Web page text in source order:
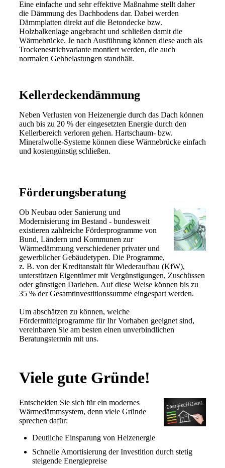
Eine einfache und sehr effektive Maßnahme stellt daher
die Dämmung des Dachbodens dar. Dabei werden
Dämmplatten direkt auf die Betondecke bzw.
Holzbalkenlage angebracht und schließen damit die
Wärmebrücke. Je nach Ausführung können diese auch als
Trockenestrichvariante montiert werden, die auch
normalen Gehbelastungen standhält.
Kellerdeckendämmung
Neben Verlusten von Heizenergie durch das Dach können
auch bis zu 20 % der eingesetzten Energie durch den
Kellerbereich verloren gehen. Hartschaum- bzw.
Mineralwolle-Systeme können diese Wärmebrücke einfach
und kostengünstig schließen.
Förderungsberatung
Ob Neubau oder Sanierung und
Modernisierung im Bestand - bundesweit
existieren zahlreiche Förderprogramme von
Bund, Ländern und Kommunen zur
Wärmedämmung verschiedener privater und
gewerblicher Gebäudetypen. Die Programme,
z. B. von der Kreditanstalt für Wiederaufbau (KfW),
unterstützen Eigentümer mit Vergünstigungen, Zuschüssen
oder günstigen Darlehen. Auf diese Weise können bis zu
35 % der Gesamtinvestitionssumme eingespart werden.
Um abschätzen zu können, welche
Fördermittelprogramme für Ihr Vorhaben geeignet sind,
vereinbaren Sie am besten einen unverbindlichen
Beratungstermin mit uns.
Viele gute Gründe!
Entscheiden Sie sich für ein modernes
Wärmedämmsystem, denn viele Gründe
sprechen dafür:
Deutliche Einsparung von Heizenergie
Schnelle Amortisierung der Investition durch stetig
steigende Energiepreise